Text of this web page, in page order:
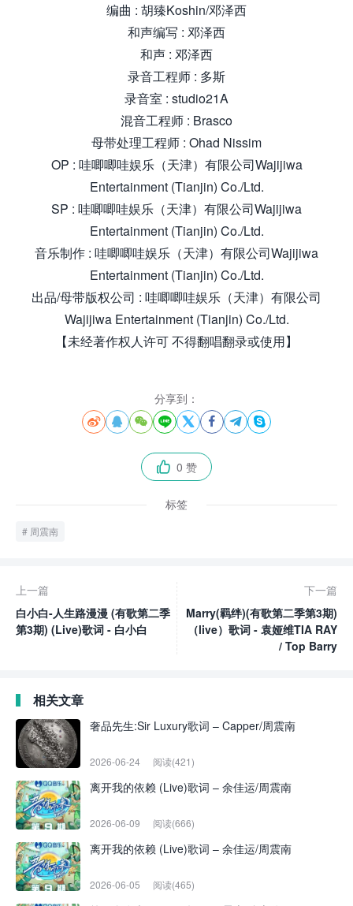
编曲 : 胡臻Koshin/邓泽西
和声编写 : 邓泽西
和声 : 邓泽西
录音工程师 : 多斯
录音室 : studio21A
混音工程师 : Brasco
母带处理工程师 : Ohad Nissim
OP : 哇唧唧哇娱乐（天津）有限公司Wajijiwa
Entertainment (Tianjin) Co./Ltd.
SP : 哇唧唧哇娱乐（天津）有限公司Wajijiwa
Entertainment (Tianjin) Co./Ltd.
音乐制作 : 哇唧唧哇娱乐（天津）有限公司Wajijiwa
Entertainment (Tianjin) Co./Ltd.
出品/母带版权公司 : 哇唧唧哇娱乐（天津）有限公司
Wajijiwa Entertainment (Tianjin) Co./Ltd.
【未经著作权人许可 不得翻唱翻录或使用】
分享到：
       
 0 赞
标签
周震南
上一篇
白小白-人生路漫漫 (有歌第二季
第3期) (Live)歌词 - 白小白
下一篇
Marry(羁绊)(有歌第二季第3期)
（live）歌词 - 袁娅维TIA RAY
/ Top Barry
相关文章
奢品先生:Sir Luxury歌词 – Capper/周震南
2026-06-24 阅读(421)
离开我的依赖 (Live)歌词 – 余佳运/周震南
2026-06-09 阅读(666)
离开我的依赖 (Live)歌词 – 余佳运/周震南
2026-06-05 阅读(465)